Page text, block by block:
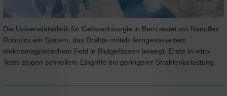
Die Universitätsklinik für Gefässchirurgie in Bern testet mit Nanoflex
Robotics ein System, das Drähte mittels ferngesteuertem
elektromagnetischem Feld in Blutgefässen bewegt. Erste in-vitro-
Tests zeigen schnellere Eingriffe bei geringerer Strahlenbelastung.